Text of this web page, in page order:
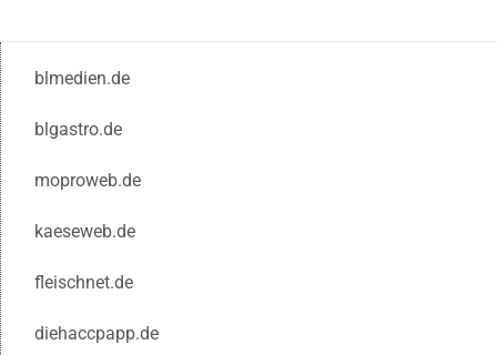
blmedien.de
blgastro.de
moproweb.de
kaeseweb.de
fleischnet.de
diehaccpapp.de